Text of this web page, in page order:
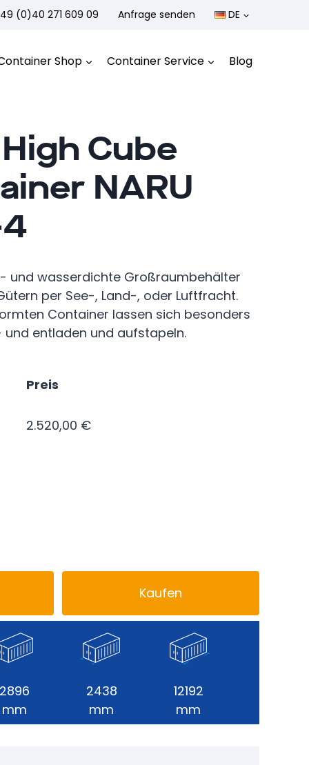
(0)40 271 609 09 Anfrage senden DE
Shop Container Service Blog
Cube
NARU
und wasserdichte Großraumbehälter
per See-, Land-, oder Luftfracht.
Container lassen sich besonders
entladen und aufstapeln.
Preis
2.520,00 €
Kaufen
2896
mm
2438
mm
12192
mm